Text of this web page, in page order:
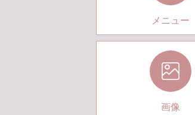
メニュー
画像